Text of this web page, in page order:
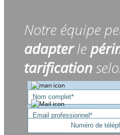
Notre équipe
adapterle
tarification